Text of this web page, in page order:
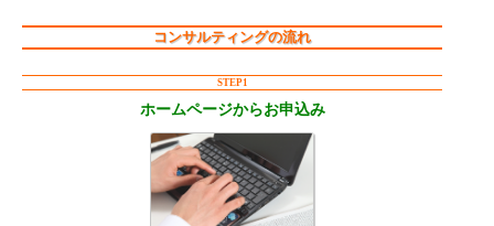
コンサルティングの流れ
STEP1
ホームページからお申込み